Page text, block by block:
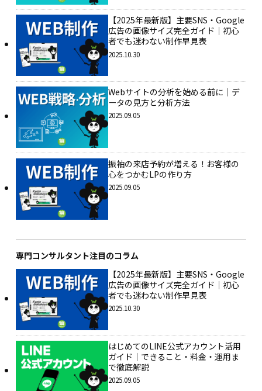
【2025年最新版】主要SNS・Google
広告の画像サイズ完全ガイド｜初心
者でも迷わない制作早見表
2025.10.30
Webサイトの分析を始める前に｜デ
ータの見方と分析方法
2025.09.05
振袖の来店予約が増える！お客様の
心をつかむLPの作り方
2025.09.05
専門コンサルタント注目のコラム
【2025年最新版】主要SNS・Google
広告の画像サイズ完全ガイド｜初心
者でも迷わない制作早見表
2025.10.30
はじめてのLINE公式アカウント活用
ガイド｜できること・料金・運用ま
で徹底解説
2025.09.05